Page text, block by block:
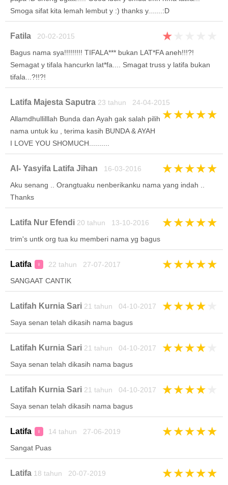
Smoga sifat kita lemah lembut y :) thanks y.......:D
Fatila 20-02-2015 ★
Bagus nama sya!!!!!!!!! TIFALA*** bukan LAT*FA aneh!!!?!
Semagat y tifala hancurkn lat*fa.... Smagat truss y latifa bukan
tifala...?!!?!
Latifa Majesta Saputra 23 tahun 24-04-2015
★★★★★
Allamdhullilllah Bunda dan Ayah gak salah pilih
nama untuk ku , terima kasih BUNDA & AYAH
I LOVE YOU SHOMUCH..........
Al- Yasyifa Latifa Jihan 16-03-2016 ★★★★★
Aku senang .. Orangtuaku nenberikanku nama yang indah ..
Thanks
Latifa Nur Efendi 20 tahun 13-10-2016 ★★★★★
trim's untk org tua ku memberi nama yg bagus
Latifa ♀ 22 tahun 27-07-2017 ★★★★★
SANGAAT CANTIK
Latifah Kurnia Sari 21 tahun 04-10-2017 ★★★★
Saya senan telah dikasih nama bagus
Latifah Kurnia Sari 21 tahun 04-10-2017 ★★★★
Saya senan telah dikasih nama bagus
Latifah Kurnia Sari 21 tahun 04-10-2017 ★★★★
Saya senan telah dikasih nama bagus
Latifa ♀ 14 tahun 27-06-2019 ★★★★★
Sangat Puas
Latifa 18 tahun 20-07-2019 ★★★★★